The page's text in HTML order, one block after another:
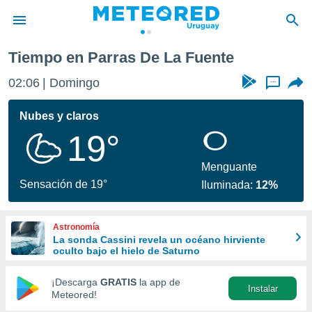
de
ha
calidad.
a este
las
y
forma
digital
basada
Tiempo en Parras De La Fuente
02:06 Domingo ...
Nubes y claros
19°
Sensación de 19°
Menguante
Iluminada: 12%
Astronomía
La sonda Cassini revela un océano hirviente
oculto bajo el hielo de Saturno
¡Descarga GRATIS la app de
Meteored!
Instalar